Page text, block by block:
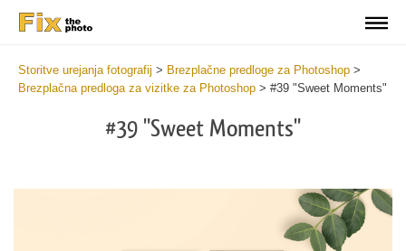
Storitve urejanja fotografij > Brezplačne predloge za Photoshop >
Brezplačna predloga za vizitke za Photoshop > #39 "Sweet Moments"
#39 "Sweet Moments"